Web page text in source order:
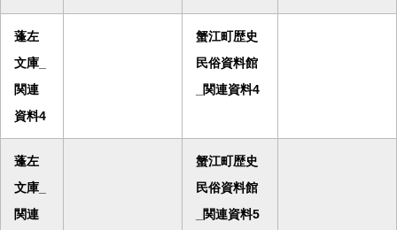
蓬左
文庫_
関連
資料4
蟹江町歴史
民俗資料館
_関連資料4
蓬左
文庫_
関連
蟹江町歴史
民俗資料館
_関連資料5